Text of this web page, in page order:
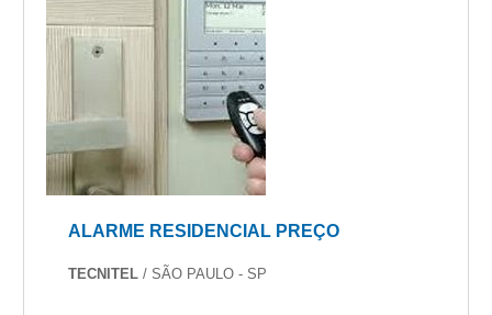
ALARME RESIDENCIAL PREÇO
TECNITEL/ SÃO PAULO - SP